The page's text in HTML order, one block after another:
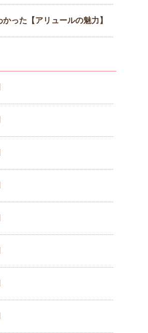
かった【アリュールの魅力】